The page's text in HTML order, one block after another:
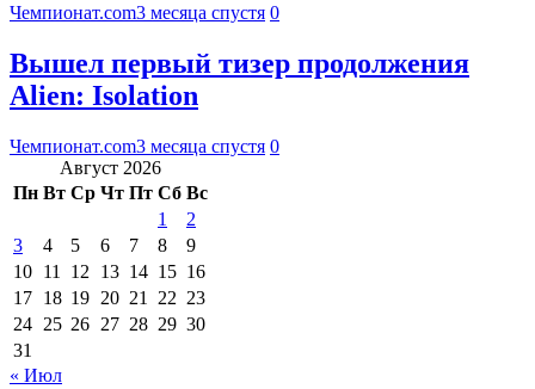
Чемпионат.com3 месяца спустя 0
Вышел первый тизер продолжения
Alien: Isolation
Чемпионат.com3 месяца спустя 0
Август 2026
Пн Вт Ср Чт Пт Сб Вс
1
2
3
4 5 6 7 8
9
10 11 12 13 14 15 16
17 18 19 20 21 22 23
24 25 26 27 28 29 30
31
« Июл